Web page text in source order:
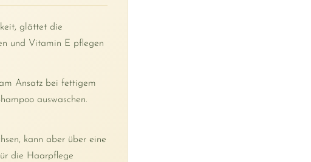
glättet die
und Vitamin E pflegen
Ansatz bei fettigem
auswaschen.
kann aber über eine
die Haarpflege